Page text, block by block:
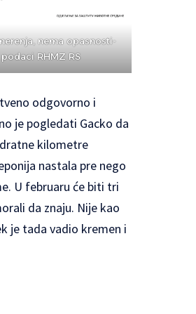
nema opasnosti-
podaci RHMZ RS
odgovorno i
je pogledati Gacko da
kilometre
nastala pre nego
U februaru će biti tri
da znaju. Nije kao
je tada vadio kremen i